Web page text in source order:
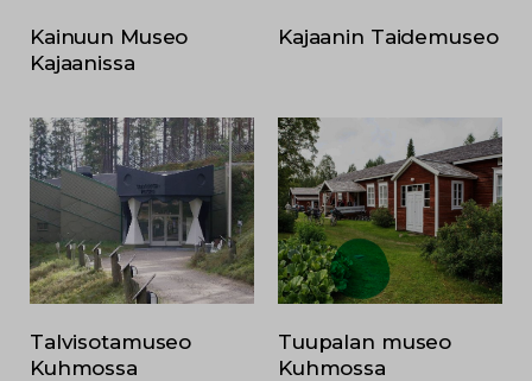
Kainuun Museo
Kajaanissa
Kajaanin Taidemuseo
Talvisotamuseo
Kuhmossa
Tuupalan museo
Kuhmossa